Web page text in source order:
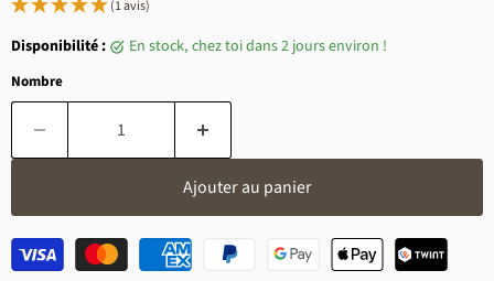
(1 avis)
Disponibilité : en stock, chez toi dans 2 jours environ !
Nombre
Ajouter au panier